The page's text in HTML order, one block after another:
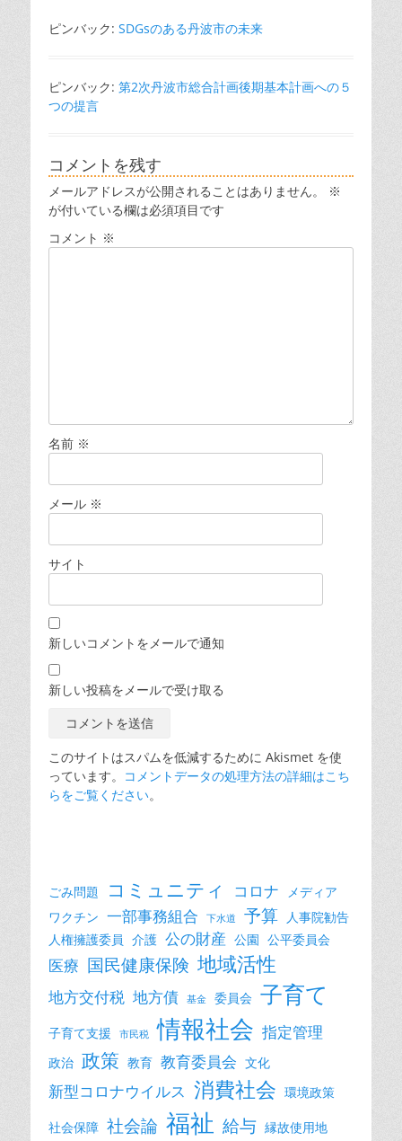
シ
ピンバック: SDGsのある丹波市の未来
ピンバック: 第2次丹波市総合計画後期基本計画への５
つの提言
コメントを残す
メールアドレスが公開されることはありません。
※
が付いている欄は必須項目です
コメント ※
名前 ※
メール ※
サイト
新しいコメントをメールで通知
新しい投稿をメールで受け取る
このサイトはスパムを低減するために Akismet を使
っています。 コメントデータの処理方法の詳細はこち
らをご覧ください。
ごみ問題 コミュニティ コロナ
メディア
ワクチン 一部事務組合 下水道 予算 人事院勧告
人権擁護委員 介護 公の財産 公園 公平委員会
医療 国民健康保険 地域活性
地方交付税 地方債 基金 委員会 子育て
子育て支援 市民税 情報社会 指定管理
政治 政策 教育 教育委員会 文化
新型コロナウイルス 消費社会 環境政策
社会保障 社会論 福祉 給与 縁故使用地